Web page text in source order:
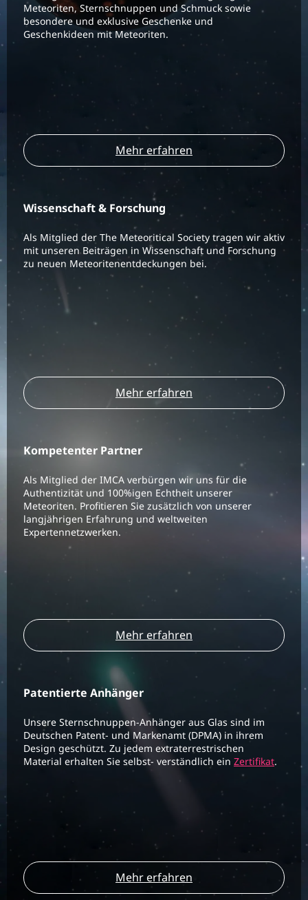
Meteoriten, Sternschnuppen und Schmuck sowie
besondere und exklusive Geschenke und
Geschenkideen mit Meteoriten.
Mehr erfahren
Wissenschaft & Forschung
Als Mitglied der The Meteoritical Society tragen wir aktiv
mit unseren Beiträgen in Wissenschaft und Forschung
zu neuen Meteoritenentdeckungen bei.
Mehr erfahren
Kompetenter Partner
Als Mitglied der IMCA verbürgen wir uns für die
Authentizität und 100%igen Echtheit unserer
Meteoriten. Profitieren Sie zusätzlich von unserer
langjährigen Erfahrung und weltweiten
Expertennetzwerken.
Mehr erfahren
Patentierte Anhänger
Unsere Sternschnuppen-Anhänger aus Glas sind im
Deutschen Patent- und Markenamt (DPMA) in ihrem
Design geschützt. Zu jedem extraterrestrischen
Material erhalten Sie selbst- verständlich ein Zertifikat.
Mehr erfahren